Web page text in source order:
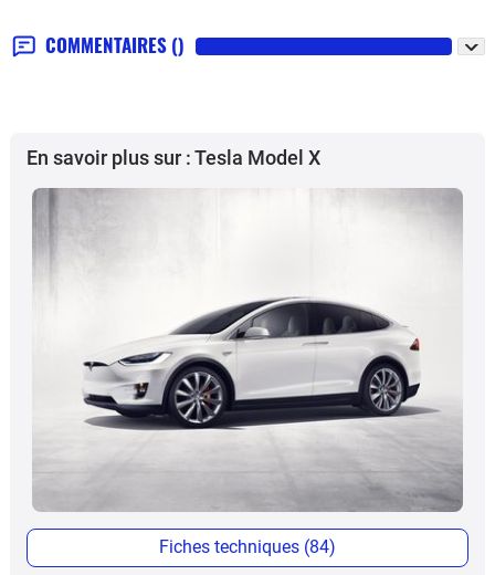
COMMENTAIRES ()
En savoir plus sur : Tesla Model X
Fiches techniques (84)